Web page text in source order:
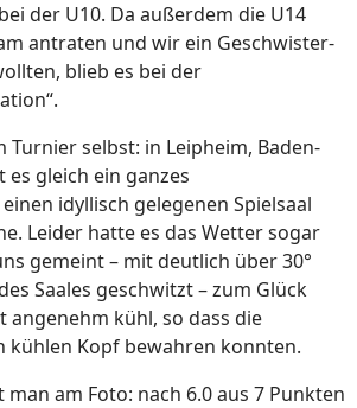
der U10. Da außerdem die U14
antraten und wir ein Geschwister-
blieb es bei der
Turnier selbst: in Leipheim, Baden-
gleich ein ganzes
idyllisch gelegenen Spielsaal
Leider hatte es das Wetter sogar
gemeint – mit deutlich über 30°
Saales geschwitzt – zum Glück
angenehm kühl, so dass die
kühlen Kopf bewahren konnten.
man am Foto: nach 6.0 aus 7 Punkten